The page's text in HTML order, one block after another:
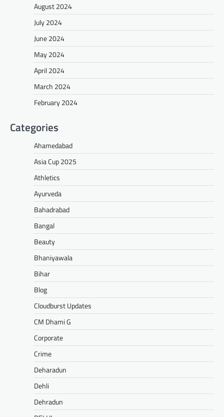
August 2024
July 2024
June 2024
May 2024
April 2024
March 2024
February 2024
Categories
Ahamedabad
Asia Cup 2025
Athletics
Ayurveda
Bahadrabad
Bangal
Beauty
Bhaniyawala
Bihar
Blog
Cloudburst Updates
CM Dhami G
Corporate
Crime
Deharadun
Dehli
Dehradun